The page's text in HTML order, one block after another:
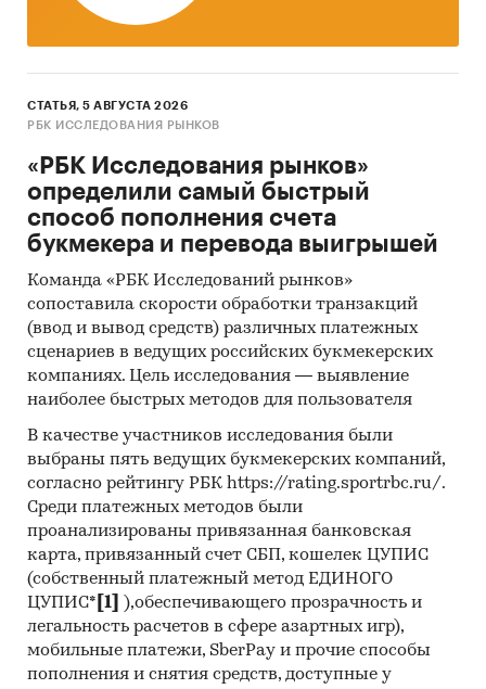
в объ-емах, превышающих реальные
кредитные риски.
Стартапам – красный свет. Более половины
опрошенных банкиров (53%) не видят
перспектив
в кредитовании новых бизнесов. 25%
выжидают, анализируя свои риски. Это можно
делать очень
долго. Только 11% топ-менеджеров банков
отметили, что их банки уже сейчас имеют
специальные
программы для кредитования стартапов.
Категории: Потребительские услуги /
Банковские, финансовые услуги
Услуги для бизнеса / Банковские, финансовые
Россия
СТАТЬЯ, 5 АВГУСТА 2026
РБК ИССЛЕДОВАНИЯ РЫНКОВ
«РБК Исследования рынков»
определили самый быстрый
способ пополнения счета
букмекера и перевода выигрышей
Команда «РБК Исследований рынков»
сопоставила скорости обработки транзакций
(ввод и вывод средств) различных платежных
сценариев в ведущих российских букмекерских
компаниях. Цель исследования — выявление
наиболее быстрых методов для пользователя
В качестве участников исследования были
выбраны пять ведущих букмекерских компаний,
согласно рейтингу РБК https://rating.sportrbc.ru/.
Среди платежных методов были
проанализированы привязанная банковская
карта, привязанный счет СБП, кошелек ЦУПИС
(собственный платежный метод ЕДИНОГО
ЦУПИС* [1]
),обеспечивающего прозрачность и
легальность расчетов в сфере азартных игр),
мобильные платежи, SberPay и прочие способы
пополнения и снятия средств, доступные у